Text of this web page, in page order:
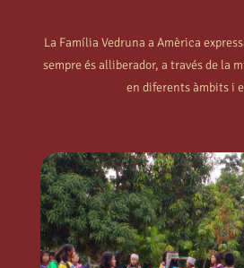
La Família Vedruna a Amèrica
sempre és alliberador, a través de la
en diferents àmbits i